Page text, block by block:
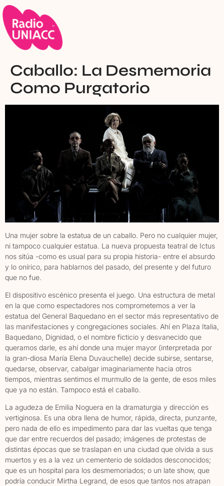
Caballo: La Desmemoria
Como Purgatorio
Una mujer sobre la estatua de un caballo. Pero no cualquier mujer,
ni tampoco cualquier estatua. La nueva propuesta teatral de Ictus
nos sitúa -como es usual para su propia historia- entre el absurdo
y lo onírico, para hablarnos del pasado, del presente y del futuro
que no fue.
El dispositivo escénico presenta el juego. Una estructura de metal
en la que como espectadores nos comprometemos a ver la
estatua del General Baquedano en el sector más representativo de
las manifestaciones y congregaciones sociales. Ahí en Plaza Italia,
Baquedano, Dignidad, o el nombre ficticio y desvanecido que
queramos darle, es ahí donde una mujer mayor (interpretada por
la gran-diosa María Elena Duvauchelle) decide subirse, sentarse,
quedarse, observar, cabalgar imaginariamente hacia otros
tiempos, mientras sentimos el murmullo de la gente, de esos miles
que ya no están. Tampoco está el caballo.
La agudeza de Emilia Noguera en la dramaturgia y dirección es
vertiginosa. Es una obra llena de humor, rápida, directa, punzante,
pero nada de ello es impedimento para dar las vueltas que tenga
que dar entre recuerdos del pasado; imágenes de protestas de
distintas épocas que se traslapan en una ciudad que olvida a sus
muertos y es a la vez un cementerio de soldados desconocidos;
que es un hospital para los desmemoriados; o un late show, que
podría conducir Mirtha Legrand, de esos que tantos nos atrapan